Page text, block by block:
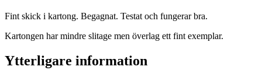
Fint skick i kartong. Begagnat. Testat och fungerar bra.
Kartongen har mindre slitage men överlag ett fint exemplar.
Ytterligare information